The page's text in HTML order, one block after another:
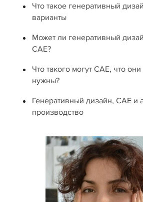
Что такое генеративный
варианты
Может ли генеративный
CAE?
Что такого могут CAE, что
нужны?
Генеративный дизайн, CAE и
производство